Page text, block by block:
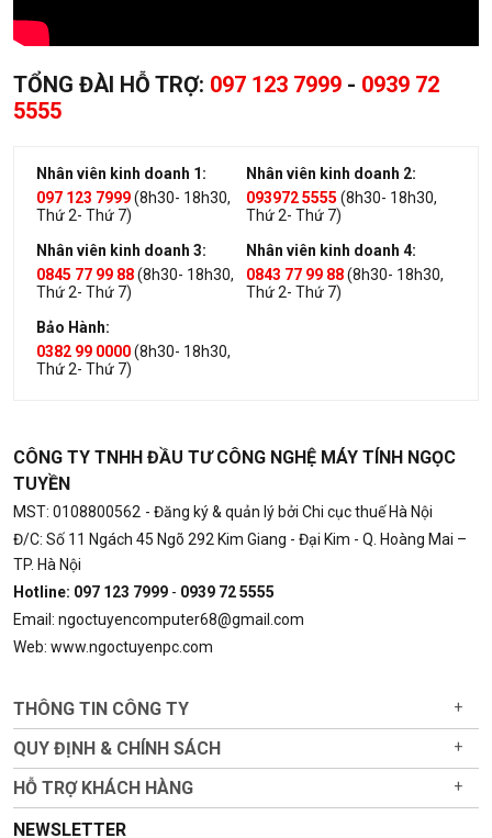
TỔNG ĐÀI HỖ TRỢ: 097 123 7999 - 0939 72
5555
Nhân viên kinh doanh 1:
097 123 7999(8h30- 18h30,
Thứ 2- Thứ 7)
Nhân viên kinh doanh 2:
093972 5555 (8h30- 18h30,
Thứ 2- Thứ 7)
Nhân viên kinh doanh 3:
0845 77 99 88(8h30- 18h30,
Thứ 2- Thứ 7)
Nhân viên kinh doanh 4:
0843 77 99 88(8h30- 18h30,
Thứ 2- Thứ 7)
Bảo Hành:
0382 99 0000(8h30- 18h30,
Thứ 2- Thứ 7)
CÔNG TY TNHH ĐẦU TƯ CÔNG NGHỆ MÁY TÍNH NGỌC
TUYỀN
MST: 0108800562 - Đăng ký & quản lý bởi Chi cục thuế Hà Nội
Đ/C: Số 11 Ngách 45 Ngõ 292 Kim Giang - Đại Kim - Q. Hoàng Mai –
TP. Hà Nội
Hotline: 097 123 7999 - 0939 72 5555
Email: ngoctuyencomputer68@gmail.com
Web: www.ngoctuyenpc.com
THÔNG TIN CÔNG TY +
QUY ĐỊNH & CHÍNH SÁCH +
HỖ TRỢ KHÁCH HÀNG +
NEWSLETTER